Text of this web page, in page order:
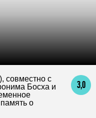
3,0
совместно с
Босха и
о